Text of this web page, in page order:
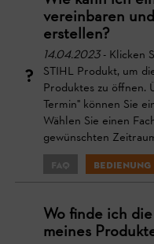
vereinbaren
erstellen?
14.04.2023- Klicken
STIHL Produkt, um
Produktes zu öffnen.
Termin" können Sie
Wählen Sie einen
gewünschten
FAQ Bedienung
Wo finde ich
meines